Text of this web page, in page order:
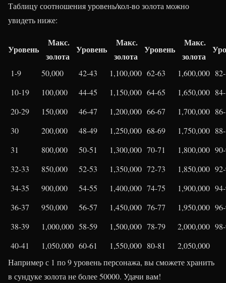
Таблицу соотношения уровень/кол-во золота можно
увидеть ниже:
Уровень
Макс.
золота
Уровень
Макс.
золота
Уровень
Макс.
золота
1-9 50,000 42-43 1,100,000 62-63 1,600,000
10-19
100,000 44-45 1,150,000 64-65 1,650,000
20-29
150,000 46-47 1,200,000 66-67 1,700,000
30
200,000 48-49 1,250,000 68-69 1,750,000
31
800,000 50-51 1,300,000 70-71 1,800,000
32-33
850,000 52-53 1,350,000 72-73 1,850,000
34-35
900,000 54-55 1,400,000 74-75 1,900,000
36-37
950,000 56-57 1,450,000 76-77 1,950,000
38-39
1,000,000 58-59 1,500,000 78-79 2,000,000
40-41
1,050,000 60-61 1,550,000 80-81
2,050,000
Например с 1 по 9 уровень персонажа, вы сможете хранить
в сундуке золота не более 50000. Удачи вам!